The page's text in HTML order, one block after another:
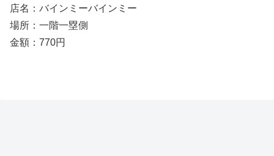
店名：バインミーバインミー
場所：一階一塁側
金額：770円